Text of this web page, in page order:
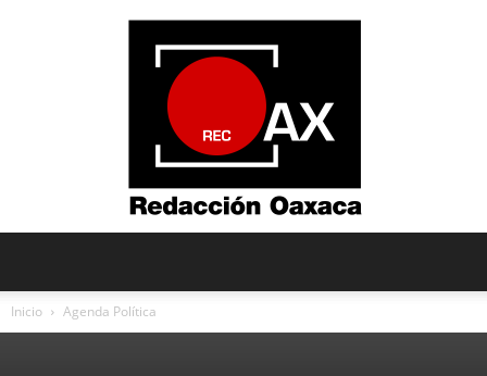
Inicio Agenda Política